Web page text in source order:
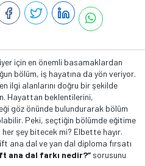
için en önemli basamaklardan
bölüm, iş hayatına da yön veriyor.
ilgi alanlarını doğru bir şekilde
Hayattan beklentilerini,
göz önünde bulundurarak bölüm
Peki, seçtiğin bölümde eğitime
şey bitecek mi? Elbette hayır.
ana dal ve yan dal diploma fırsatı
ana dal farkı nedir?” sorusunu